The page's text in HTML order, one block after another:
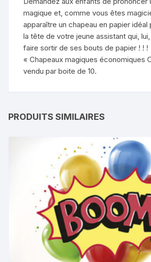
magique et, comme vous êtes
apparaître un chapeau en papier
la tête de votre jeune assistant qui,
faire sortir de ses bouts de papier ! ! !
« Chapeaux magiques économiques
vendu par boite de 10.
PRODUITS SIMILAIRES